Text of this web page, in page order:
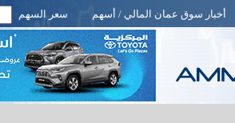
أخبار سوق عمان المالي / أسهم سعر السهم